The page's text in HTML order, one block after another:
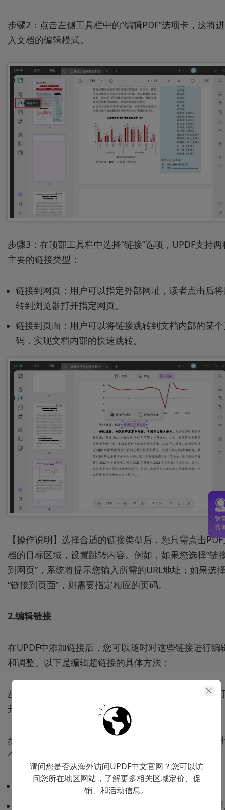
请问您是否从海外访问UPDF中文官网？您可以访
问您所在地区网站，了解更多相关区域定价、促
销、和活动信息。
步骤2：点击左侧工具栏中的“编辑PDF”选项卡，这将进
入文档的编辑模式。
步骤3：在顶部工具栏中选择“链接”选项，UPDF支持两
主要的链接类型：
链接到网页：用户可以指定外部网址，读者点击后
转到浏览器打开指定网页。
链接到页面：用户可以将链接跳转到文档内部的某
码，实现文档内部的快速跳转。
【操作说明】选择合适的链接类型后，您只需点击
档的目标区域，设置跳转内容。例如，如果您选择“链
到网页”，系统将提示您输入所需的URL地址；如果选
“链接到页面”，则需要指定相应的页码。
2.编辑链接
在UPDF中添加链接后，您可以随时对这些链接进行编
和调整。以下是编辑超链接的具体方法：
步骤1：选择已经添加的链接，点击“属性”按钮。这将
开一个编辑菜单。
步骤2：在弹出的属性菜单中，您可以对链接的外观进
个性化设置，例如：
链接类型：修改链接是网页链接还是文档内部链接。
线条样式：设置链接的下划线样式，如实线、虚线